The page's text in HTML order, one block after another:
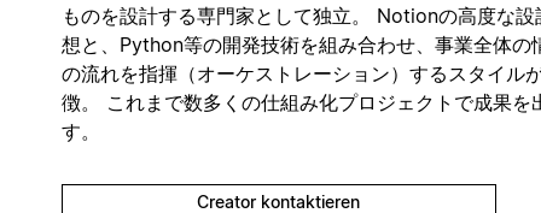
ものを設計する専門家として独立。 Notionの高度な設
想と、Python等の開発技術を組み合わせ、事業全体の
の流れを指揮（オーケストレーション）するスタイル
徴。 これまで数多くの仕組み化プロジェクトで成果を
す。
Creator kontaktieren